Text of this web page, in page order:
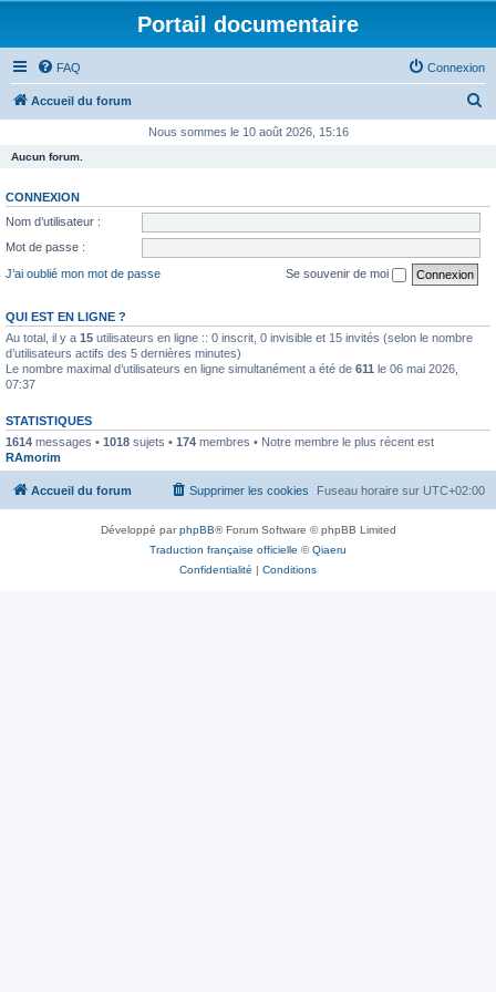
Portail documentaire
FAQ Connexion
Accueil du forum
e
Nous sommes le 10 août 2026, 15:16
Aucun forum.
CONNEXION
Nom d’utilisateur :
Mot de passe :
J’ai oublié mon mot de passe
Se souvenir de moi
QUI EST EN LIGNE ?
Au total, il y a 15 utilisateurs en ligne :: 0 inscrit, 0 invisible et 15 invités (selon le nombre
d’utilisateurs actifs des 5 dernières minutes)
Le nombre maximal d’utilisateurs en ligne simultanément a été de 611 le 06 mai 2026,
07:37
STATISTIQUES
1614 messages • 1018 sujets • 174 membres • Notre membre le plus récent est
RAmorim
Accueil du forum Fuseau horaire sur UTC+02:00
Supprimer les cookies
Développé parphpBB® Forum Software © phpBB Limited
Traduction française officielle ©Qiaeru
Confidentialité | Conditions